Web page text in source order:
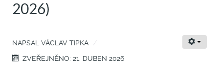
2026)
NAPSAL VÁCLAV TIPKA
ZVEŘEJNĚNO: 21. DUBEN 2026